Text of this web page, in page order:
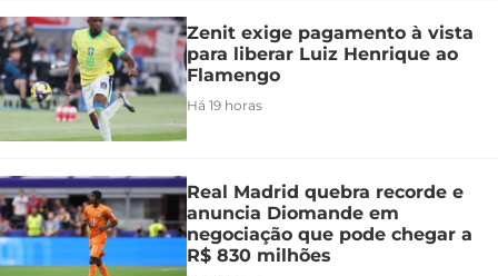
Zenit exige pagamento à vista
para liberar Luiz Henrique ao
Flamengo
Há 19 horas
Real Madrid quebra recorde e
anuncia Diomande em
negociação que pode chegar a
R$ 830 milhões